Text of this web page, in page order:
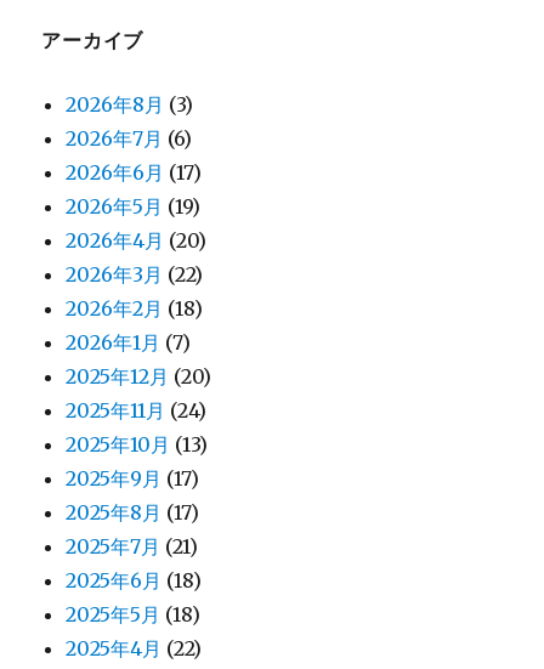
アーカイブ
2026年8月 (3)
2026年7月 (6)
2026年6月 (17)
2026年5月 (19)
2026年4月 (20)
2026年3月 (22)
2026年2月 (18)
2026年1月 (7)
2025年12月 (20)
2025年11月 (24)
2025年10月 (13)
2025年9月 (17)
2025年8月 (17)
2025年7月 (21)
2025年6月 (18)
2025年5月 (18)
2025年4月 (22)